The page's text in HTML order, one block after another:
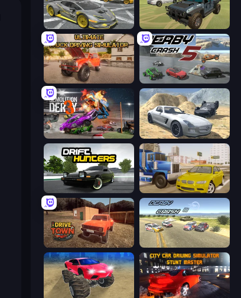
Wrong Way 4x4 Offroader
Ultimate Truck Driving Simulator 2020 Derby Crash 5
Demolition Derby 3 Derby Crash 2
Drift Hunters Crazy Car Stunts
DriveTown Derby Crash 3